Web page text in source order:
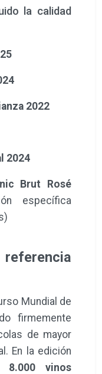
la calidad
2022
2024
Brut Rosé
específica
Mundial de
firmemente
de mayor
En la edición
8.000 vinos